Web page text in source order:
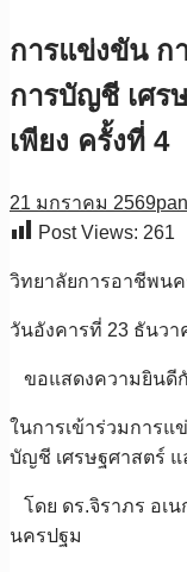
การแข่งขัน ก
การบัญชี เศร
เพียง ครั้งที่ 4
21 มกราคม 2569
Post Views: 261
วิทยาลัยการอาชีพน
วันอังคารที่ 23 ธันวา
ขอแสดงความยินดี
ในการเข้าร่วมการแ
บัญชี เศรษฐศาสตร์ แ
โดย ดร.จิราภร อเ
นครปฐม